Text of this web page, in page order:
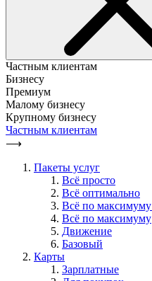
Частным клиентам
Бизнесу
Премиум
Малому бизнесу
Крупному бизнесу
Частным клиентам
⟶
Пакеты услуг
Всё просто
Всё оптимально
Всё по
Всё по максимуму
Движение
Базовый
Карты
Зарплатные